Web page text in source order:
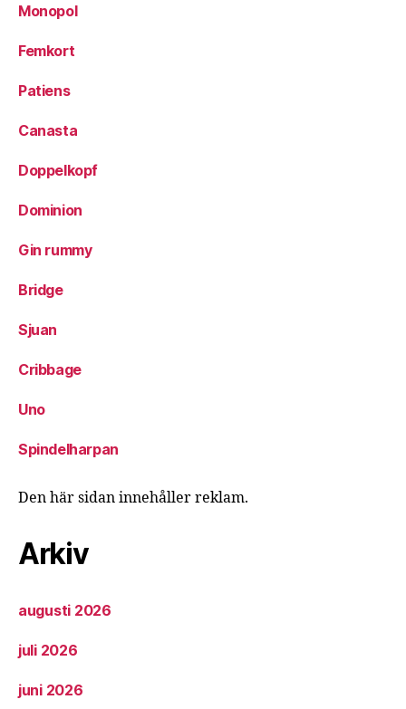
Monopol
Femkort
Patiens
Canasta
Doppelkopf
Dominion
Gin rummy
Bridge
Sjuan
Cribbage
Uno
Spindelharpan
Den här sidan innehåller reklam.
Arkiv
augusti 2026
juli 2026
juni 2026